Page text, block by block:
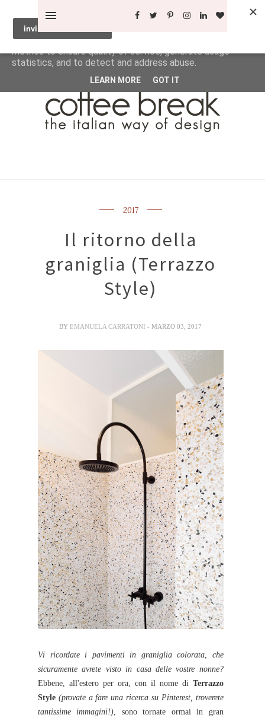
2017
Il ritorno della
graniglia (Terrazzo
Style)
BY EMANUELA CARRATONI- MARZO 03, 2017
Vi ricordate i pavimenti in graniglia colorata, che
sicuramente avrete visto in casa delle vostre nonne?
Ebbene, all'estero per ora, con il nome di Terrazzo
Style (provate a fare una ricerca su Pinterest, troverete
tantissime immagini!), sono tornate ormai in gran
This site uses cookies from Google to deliver its services
and to analyze traffic. Your IP address and user-agent are
shared with Google along with performance and security
metrics to ensure quality of service, generate usage
statistics, and to detect and address abuse.
LEARN MORE GOT IT